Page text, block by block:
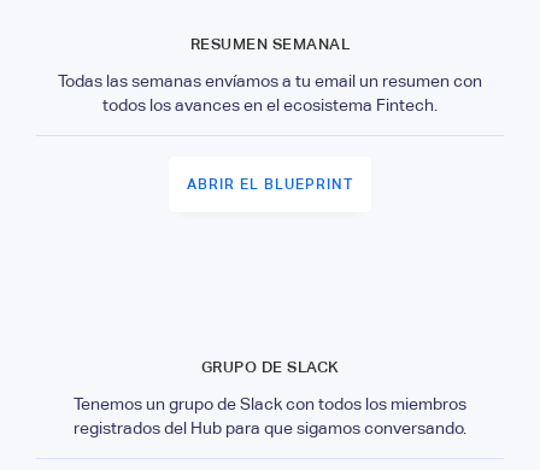
RESUMEN SEMANAL
Todas las semanas envíamos a tu email un resumen con
todos los avances en el ecosistema Fintech.
ABRIR EL BLUEPRINT
GRUPO DE SLACK
Tenemos un grupo de Slack con todos los miembros
registrados del Hub para que sigamos conversando.